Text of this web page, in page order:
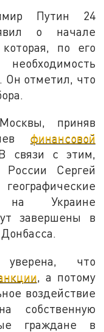
Путин 24
о начале
по его
Он отметил, что
приняв
финансовой
связи с этим,
Сергей
на Украине
завершены в
что
, а потому
воздействие
собственную
граждане в